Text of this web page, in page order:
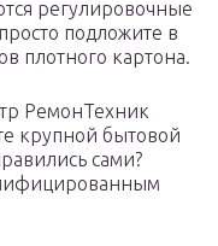
регулировочные
подложите в
плотного картона.
РемонТехник
крупной бытовой
сами?